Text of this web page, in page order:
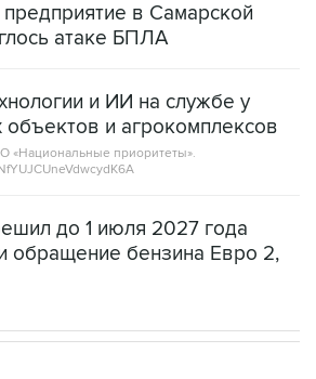
в Самарской
атаке БПЛА
и ИИ на службе у
объектов и агрокомплексов
«Национальные приоритеты».
до 1 июля 2027 года
обращение бензина Евро 2,